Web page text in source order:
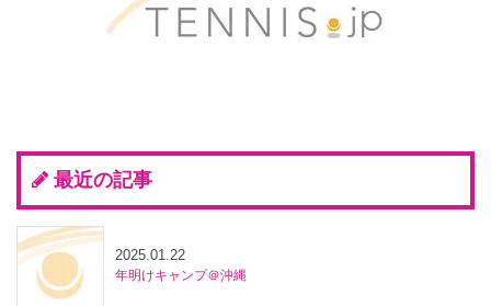
最近の記事
年明けキャンプ＠沖縄
2025.01.22